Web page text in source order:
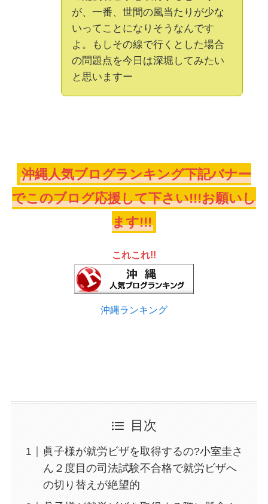
が、一番、世間の風当たりが少な
いってことになりそうなんです
よ。もしその線で行くとした場合
の問題点を今日は深堀してみたい
と思いますー
沖縄人気ブログランキング下記バナー
でこのブログ応援して下さい!!!お願いし
ます!!!
これこれ!!
沖縄ランキング
目次
眞子様が就労ビザを取得するの?小室圭さ
ん２度目の司法試験不合格で就労ビザへ
の切り替えが絶望的